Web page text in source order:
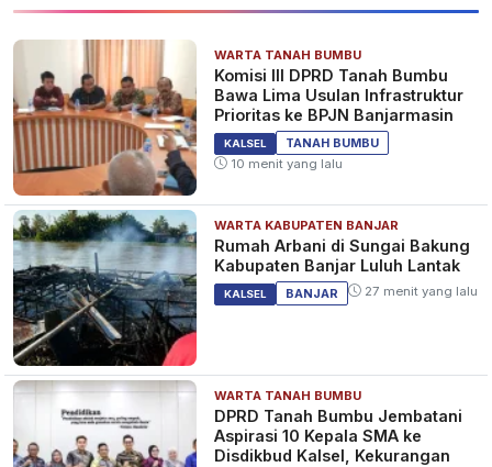
WARTA TANAH BUMBU
Komisi III DPRD Tanah Bumbu
Bawa Lima Usulan Infrastruktur
Prioritas ke BPJN Banjarmasin
KALSEL
TANAH BUMBU
10 menit yang lalu
WARTA KABUPATEN BANJAR
Rumah Arbani di Sungai Bakung
Kabupaten Banjar Luluh Lantak
KALSEL BANJAR 27 menit yang lalu
WARTA TANAH BUMBU
DPRD Tanah Bumbu Jembatani
Aspirasi 10 Kepala SMA ke
Disdikbud Kalsel, Kekurangan